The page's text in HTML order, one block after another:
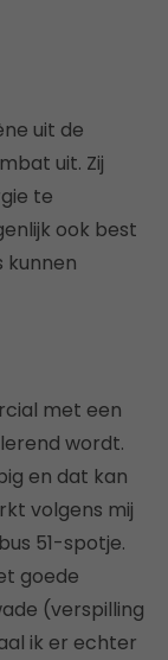
uit de
uit. Zij
te
ook best
met een
wordt.
en dat kan
volgens mij
51-spotje.
goede
(verspilling
ik er echter